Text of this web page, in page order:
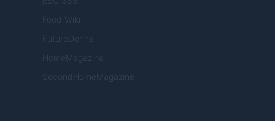
Food Wiki
FuturoDonna
HomeMagazine
SecondHomeMagazine